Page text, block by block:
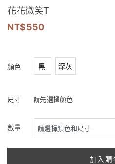
花花微笑T
550
顏色 黑 深灰
尺寸 請先選擇顏色
數量
加入購